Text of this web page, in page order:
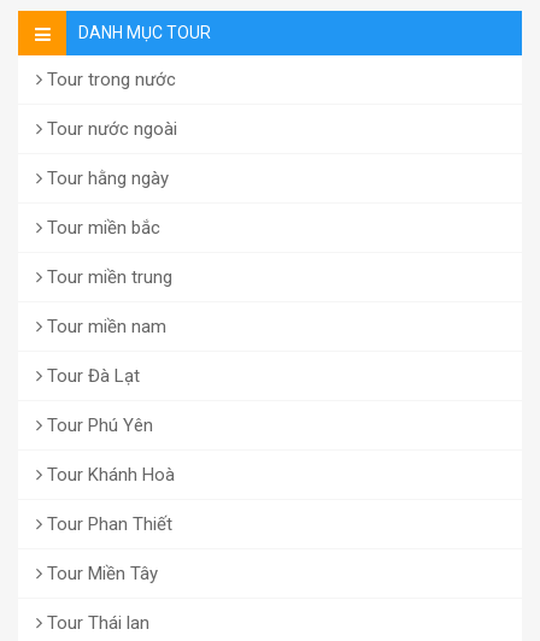
DANH MỤC TOUR
Tour trong nước
Tour nước ngoài
Tour hằng ngày
Tour miền bắc
Tour miền trung
Tour miền nam
Tour Đà Lạt
Tour Phú Yên
Tour Khánh Hoà
Tour Phan Thiết
Tour Miền Tây
Tour Thái lan